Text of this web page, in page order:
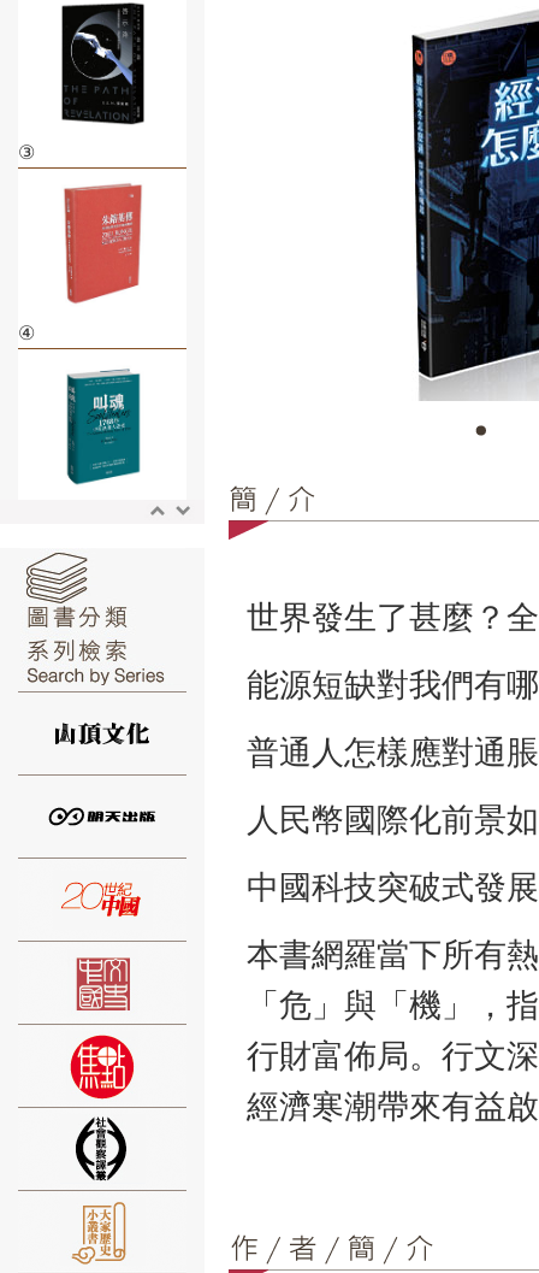
③
④
⑥
世界發生了甚麼？
能源短缺對我們有
普通人怎樣應對通
人民幣國際化前景
中國科技突破式發
本書網羅當下所有
「危」與「機」，
行財富佈局。行文
經濟寒潮帶來有益